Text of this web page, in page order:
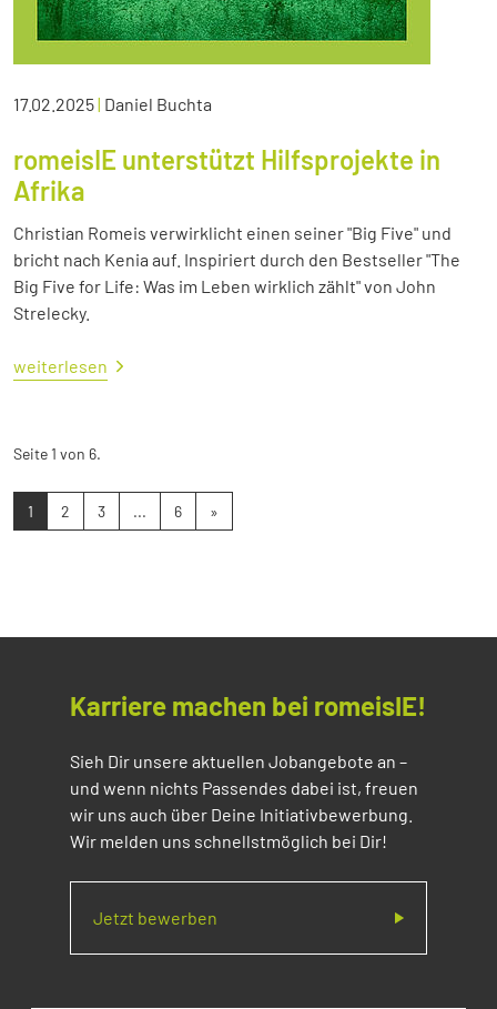
17.02.2025| Daniel Buchta
romeisIE unterstützt Hilfsprojekte in
Afrika
Christian Romeis verwirklicht einen seiner "Big Five" und
bricht nach Kenia auf. Inspiriert durch den Bestseller "The
Big Five for Life: Was im Leben wirklich zählt" von John
Strelecky.
weiterlesen
Seite 1 von 6.
1 2 3 ... 6 »
Karriere machen bei romeisIE!
Sieh Dir unsere aktuellen Jobangebote an –
und wenn nichts Passendes dabei ist, freuen
wir uns auch über Deine Initiativbewerbung.
Wir melden uns schnellstmöglich bei Dir!
Jetzt bewerben